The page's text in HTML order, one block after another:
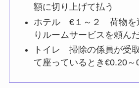
額に切り上げて払う
ホテル €１～２ 荷物を
りルームサービスを頼ん
トイレ 掃除の係員が受
て座っているとき€0.20～